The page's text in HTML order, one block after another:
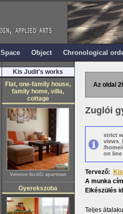
Space Object Chronological
Kis Judit's works
Flat, one-family house,
family home, villa,
cottage
Velence fürdői apartman
Gyerekszoba
Az oldal
Zuglói
strict
/
on line
Tervező:
A munka
Elkészülés
Teljes